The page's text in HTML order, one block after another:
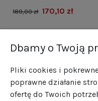
rodowane
189,00 zł 170,10 zł
Dbamy o Twoją
Pliki cookies i
poprawne działanie
ofertę do Twoich